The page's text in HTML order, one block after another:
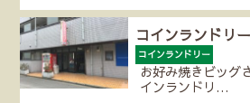
コインランドリ
コインランドリー
お好み焼きビッグ
インランドリ…